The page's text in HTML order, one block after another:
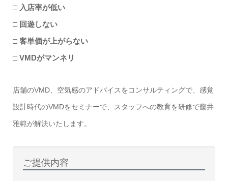
□ 入店率が低い
□ 回遊しない
□ 客単価が上がらない
□ VMDがマンネリ
店舗のVMD、空気感のアドバイスをコンサルティングで、感覚
設計時代のVMDをセミナーで、スタッフへの教育を研修で藤井
雅範が解決いたします。
ご提供内容